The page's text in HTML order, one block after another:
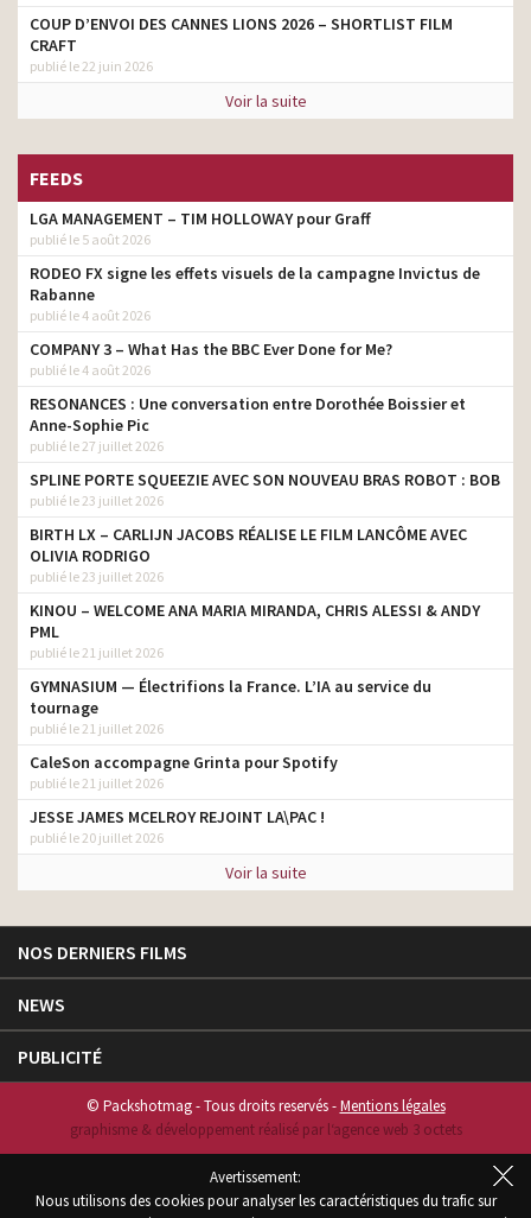
COUP D’ENVOI DES CANNES LIONS 2026 – SHORTLIST FILM
CRAFT
publié le 22 juin 2026
Voir la suite
FEEDS
LGA MANAGEMENT – TIM HOLLOWAY pour Graff
publié le 5 août 2026
RODEO FX signe les effets visuels de la campagne Invictus de
Rabanne
publié le 4 août 2026
COMPANY 3 – What Has the BBC Ever Done for Me?
publié le 4 août 2026
RESONANCES : Une conversation entre Dorothée Boissier et
Anne-Sophie Pic
publié le 27 juillet 2026
SPLINE PORTE SQUEEZIE AVEC SON NOUVEAU BRAS ROBOT : BOB
publié le 23 juillet 2026
BIRTH LX – CARLIJN JACOBS RÉALISE LE FILM LANCÔME AVEC
OLIVIA RODRIGO
publié le 23 juillet 2026
KINOU – WELCOME ANA MARIA MIRANDA, CHRIS ALESSI & ANDY
PML
publié le 21 juillet 2026
GYMNASIUM — Électrifions la France. L’IA au service du
tournage
publié le 21 juillet 2026
CaleSon accompagne Grinta pour Spotify
publié le 21 juillet 2026
JESSE JAMES MCELROY REJOINT LA\PAC !
publié le 20 juillet 2026
Voir la suite
NOS DERNIERS FILMS
NEWS
PUBLICITÉ
© Packshotmag - Tous droits reservés -Mentions légales
graphisme & développement réalisé par l‘agence web 3 octets
Avertissement:
Nous utilisons des cookies pour analyser les caractéristiques du trafic sur